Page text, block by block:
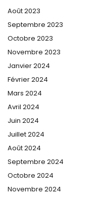
Août 2023
Septembre 2023
Octobre 2023
Novembre 2023
Janvier 2024
Février 2024
Mars 2024
Avril 2024
Juin 2024
Juillet 2024
Août 2024
Septembre 2024
Octobre 2024
Novembre 2024